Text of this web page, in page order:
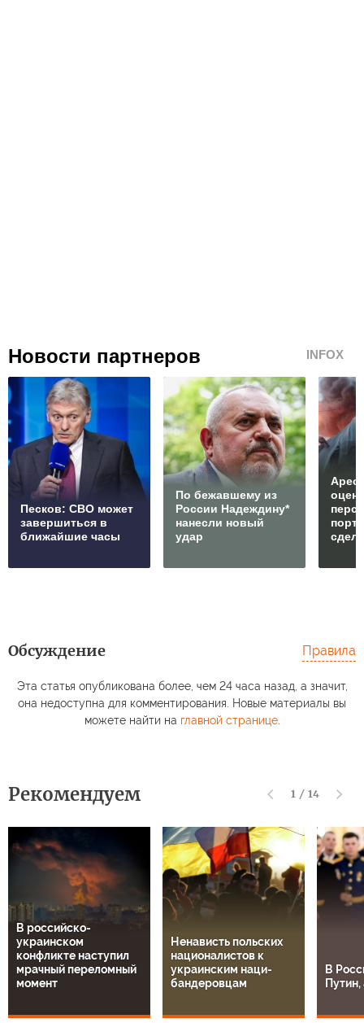
Новости партнеров INFOX
Песков: СВО может
завершиться в
ближайшие часы
По бежавшему из
России Надеждину*
нанесли новый
удар
Обсуждение Правила
Эта статья опубликована более, чем 24 часа назад, а значит,
она недоступна для комментирования. Новые материалы вы
можете найти на главной странице.
Рекомендуем 1 / 14
В российско-
украинском
конфликте наступил
мрачный переломный
момент
Ненависть польских
националистов к
украинским наци-
бандеровцам
В